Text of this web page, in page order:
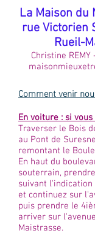
​La Maison du
rue Victorien
Rueil-
Christine REMY
Comment venir
En voiture : si
Traverser le Bois
au Pont de
remontant le
En haut du
souterrain,
suivant l'indication
et continuez sur
puis prendre le
arriver sur
Maistrasse.